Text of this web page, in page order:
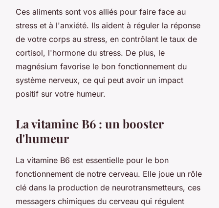
Ces aliments sont vos alliés pour faire face au
stress et à l'anxiété. Ils aident à réguler la réponse
de votre corps au stress, en contrôlant le taux de
cortisol, l'hormone du stress. De plus, le
magnésium favorise le bon fonctionnement du
système nerveux, ce qui peut avoir un impact
positif sur votre humeur.
La vitamine B6 : un booster
d'humeur
La vitamine B6 est essentielle pour le bon
fonctionnement de notre cerveau. Elle joue un rôle
clé dans la production de neurotransmetteurs, ces
messagers chimiques du cerveau qui régulent